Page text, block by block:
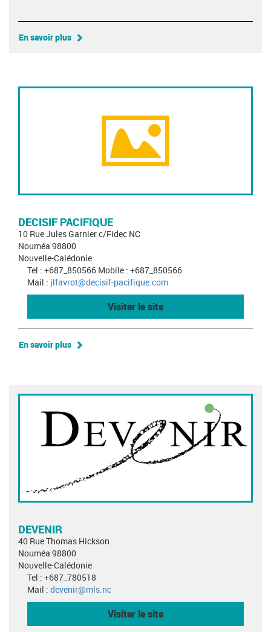
En savoir plus
DECISIF PACIFIQUE
10 Rue Jules Garnier c/Fidec NC
Nouméa 98800
Nouvelle-Calédonie
Tel : +687_850566 Mobile : +687_850566
Mail : jlfavrot@decisif-pacifique.com
Visiter le site
En savoir plus
DEVENIR
40 Rue Thomas Hickson
Nouméa 98800
Nouvelle-Calédonie
Tel : +687_780518
Mail : devenir@mls.nc
Visiter le site